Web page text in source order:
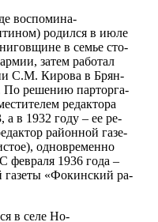
воспомина-
родился в июле
в семье сто-
затем работал
С.М. Кирова в Брян-
По решению парторга-
редактора
в 1932 году – ее ре-
районной газе-
одновременно
февраля 1936 года –
газеты «Фокинский ра-
в селе Но-